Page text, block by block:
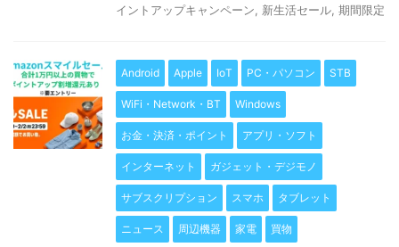
イントアップキャンペーン
新生活セール 期間限定
Android Apple IoT PC・パソコン STB
WiFi・Network・BT Windows
お金・決済・ポイント アプリ・ソフト
インターネット ガジェット・デジモノ
サブスクリプション スマホ タブレット
ニュース 周辺機器 家電 買物